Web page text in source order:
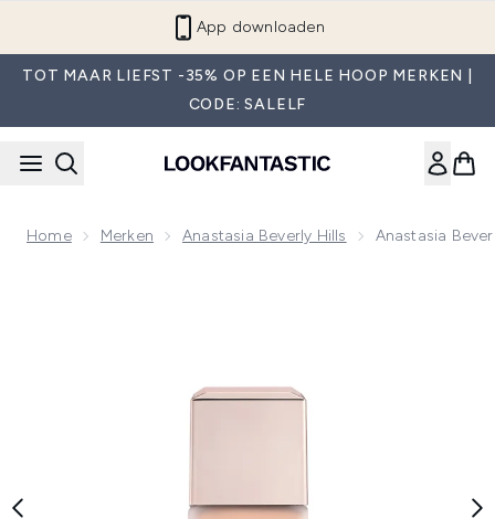
Word lid van LF Beauty Plus+
TOT MAAR LIEFST -35% OP EEN HELE HOOP MERKEN |
CODE: SALELF
Home Merken Anastasia Beverly Hills Anastasia